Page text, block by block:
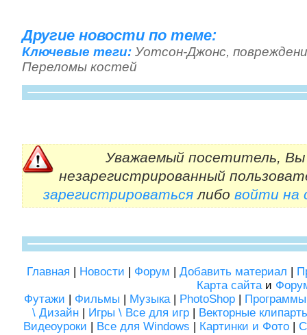
Другие новости по теме:
Ключевые теги: Уотсон-Джонс,
Переломы костей
Уважаемый посетитель, Вы
незарегистрированный
зарегистрироватьсялибо войти на
Главная | Новости | Форум | Добавить материал |
Карта сайтаи
Футажи | Фильмы | Музыка| PhotoShop | Программы
\ Дизайн | Игры \ Все для игр | Векторные
Видеоуроки | Все для Windows | Картинки и Фото|